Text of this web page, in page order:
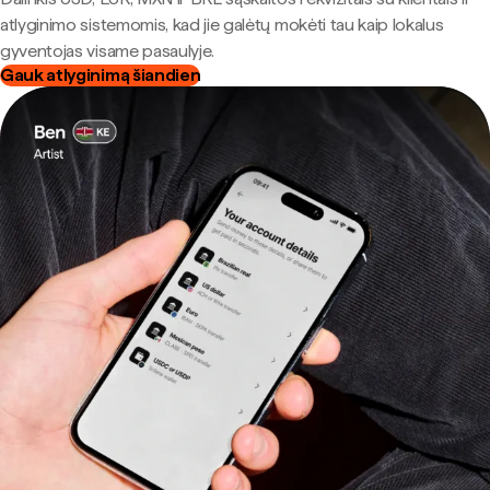
atlyginimo sistemomis, kad jie galėtų mokėti tau kaip lokalus
gyventojas visame pasaulyje.
Gauk atlyginimą šiandien